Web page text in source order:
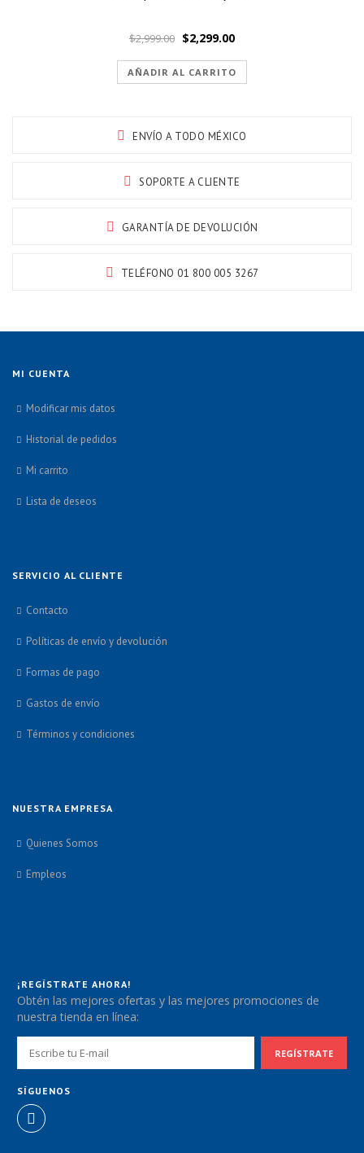
$2,999.00 El
original
era:
$2,299.00El
actual
es:
AÑADIR AL CARRITO
ENVÍO A TODO MÉXICO
SOPORTE A CLIENTE
GARANTÍA DE DEVOLUCIÓN
TELÉFONO 01 800 005 3267
MI CUENTA
Modificar mis datos
Historial de pedidos
Mi carrito
Lista de deseos
SERVICIO AL CLIENTE
Contacto
Políticas de envío y devolución
Formas de pago
Gastos de envío
Términos y condiciones
NUESTRA EMPRESA
Quienes Somos
Empleos
¡REGÍSTRATE AHORA!
Obtén las mejores ofertas y las mejores promociones de
nuestra tienda en línea:
SÍGUENOS